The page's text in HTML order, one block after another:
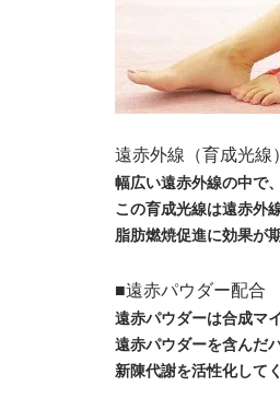
遠赤外線（育成光線）
幅広い遠赤外線の中で
この育成光線は遠赤外
脂肪燃焼促進に効果が
■遠赤パウダー配合
遠赤パウダーは合成マ
遠赤パウダーを含んだ
新陳代謝を活性化して